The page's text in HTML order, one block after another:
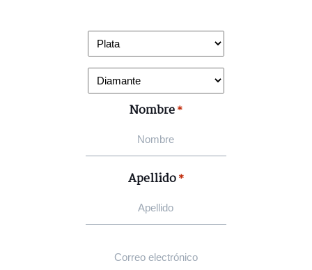
Nombre*
Apellido*